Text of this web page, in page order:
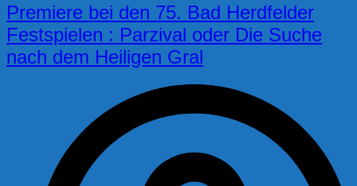
Premiere bei den 75. Bad Herdfelder
Festspielen : Parzival oder Die Suche
nach dem Heiligen Gral